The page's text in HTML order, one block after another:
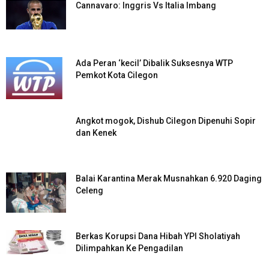
Cannavaro: Inggris Vs Italia Imbang
Ada Peran ‘kecil’ Dibalik Suksesnya WTP
Pemkot Kota Cilegon
Angkot mogok, Dishub Cilegon Dipenuhi Sopir
dan Kenek
Balai Karantina Merak Musnahkan 6.920 Daging
Celeng
Berkas Korupsi Dana Hibah YPI Sholatiyah
Dilimpahkan Ke Pengadilan